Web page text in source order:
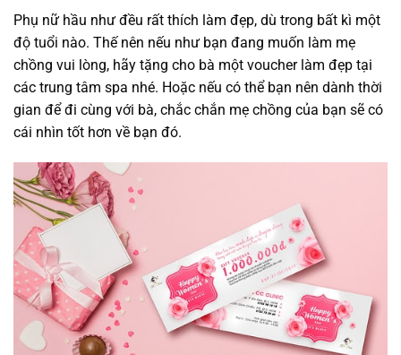
Phụ nữ hầu như đều rất thích làm đẹp, dù trong bất kì một
độ tuổi nào. Thế nên nếu như bạn đang muốn làm mẹ
chồng vui lòng, hãy tặng cho bà một voucher làm đẹp tại
các trung tâm spa nhé. Hoặc nếu có thể bạn nên dành thời
gian để đi cùng với bà, chắc chắn mẹ chồng của bạn sẽ có
cái nhìn tốt hơn về bạn đó.